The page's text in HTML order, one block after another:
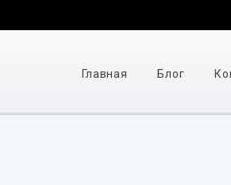
Главная Блог